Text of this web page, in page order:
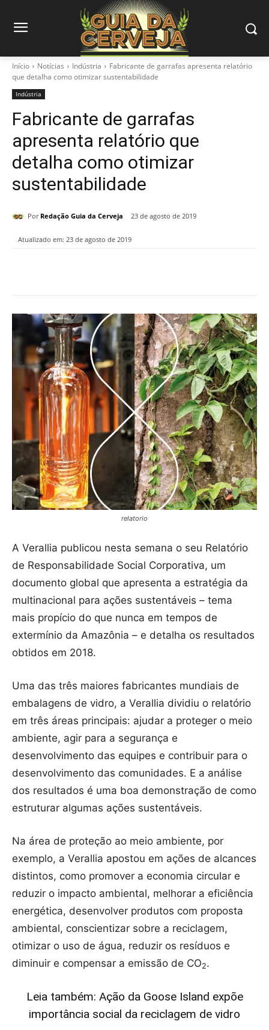
Início Notícias Indústria
Fabricante de garrafas apresenta relatório
que detalha como otimizar sustentabilidade
Indústria
Fabricante de garrafas
apresenta relatório que
detalha como otimizar
sustentabilidade
Por Redação Guia da Cerveja 23 de agosto de 2019
Atualizado em: 23 de agosto de 2019
relatorio
A Verallia publicou nesta semana o seu Relatório
de Responsabilidade Social Corporativa, um
documento global que apresenta a estratégia da
multinacional para ações sustentáveis – tema
mais propício do que nunca em tempos de
extermínio da Amazônia – e detalha os resultados
obtidos em 2018.
Uma das três maiores fabricantes mundiais de
embalagens de vidro, a Verallia dividiu o relatório
em três áreas principais: ajudar a proteger o meio
ambiente, agir para a segurança e
desenvolvimento das equipes e contribuir para o
desenvolvimento das comunidades. E a análise
dos resultados é uma boa demonstração de como
estruturar algumas ações sustentáveis.
Na área de proteção ao meio ambiente, por
exemplo, a Verallia apostou em ações de alcances
distintos, como promover a economia circular e
reduzir o impacto ambiental, melhorar a eficiência
energética, desenvolver produtos com proposta
ambiental, conscientizar sobre a reciclagem,
otimizar o uso de água, reduzir os resíduos e
diminuir e compensar a emissão de CO2.
Leia também: Ação da Goose Island expõe
importância social da reciclagem de vidro